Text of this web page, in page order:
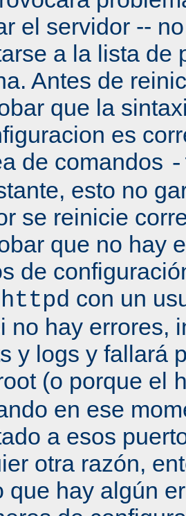
el servidor --
a la lista de
Antes de
que la
es
de comandos
esto no
se reinicie
que no hay
de
httpd con un
no hay errores,
y logs y fallará
(o porque el
en ese
a esos
otra razón,
que hay algún